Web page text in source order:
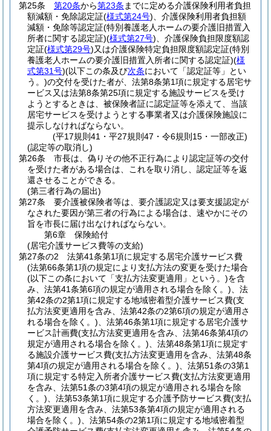
第25条
第20条から第23条 までに定める介護保険利用者負担
額減額・免除認定証(様式第24号) 、介護保険利用者負担額
減額・免除等認定証(特別養護老人ホームの要介護旧措置入
所者に関する認定証)(様式第27号) 、介護保険負担限度額認
定証(様式第29号)又は介護保険特定負担限度額認定証(特別
養護老人ホームの要介護旧措置入所者に関する認定証)(様
式第31号)(以下この条及び次条において「認定証等」とい
う。)の交付を受けた者が、法第8条第1項に規定する居宅サ
ービス又は法第8条第25項に規定する施設サービスを受け
ようとするときは、被保険者証に認定証等を添えて、当該
居宅サービスを受けようとする事業者又は介護保険施設に
提示しなければならない。
(平17規則41・平27規則47・令6規則15・一部改正)
(認定等の取消し)
第26条
市長は、偽りその他不正行為により認定証等の交付
を受けた者がある場合は、これを取り消し、認定証等を返
還させることができる。
(第三者行為の届出)
第27条
要介護被保険者等は、要介護認定又は要支援認定が
なされた要因が第三者の行為による場合は、速やかにその
旨を市長に届け出なければならない。
第6章
保険給付
(居宅介護サービス費等の支給)
第27条の2
法第41条第1項に規定する居宅介護サービス費
(法第66条第1項の規定により支払方法の変更を受けた場合
(以下この条において「支払方法変更適用」という。)を含
み、法第41条第6項の規定が適用される場合を除く。) 、法
第42条の2第1項に規定する地域密着型介護サービス費(支
払方法変更適用を含み、法第42条の2第6項の規定が適用さ
れる場合を除く。) 、法第46条第1項に規定する居宅介護サ
ービス計画費(支払方法変更適用を含み、法第46条第4項の
規定が適用される場合を除く。) 、法第48条第1項に規定す
る施設介護サービス費(支払方法変更適用を含み、法第48条
第4項の規定が適用される場合を除く。) 、法第51条の3第1
項に規定する特定入所者介護サービス費(支払方法変更適用
を含み、法第51条の3第4項の規定が適用される場合を除
く。) 、法第53条第1項に規定する介護予防サービス費(支払
方法変更適用を含み、法第53条第4項の規定が適用される
場合を除く。) 、法第54条の2第1項に規定する地域密着型